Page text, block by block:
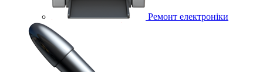
Ремонт електроніки